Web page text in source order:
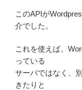
このAPIが
介でした。
これを使えば、
っている
サーバではなく、
きたりと